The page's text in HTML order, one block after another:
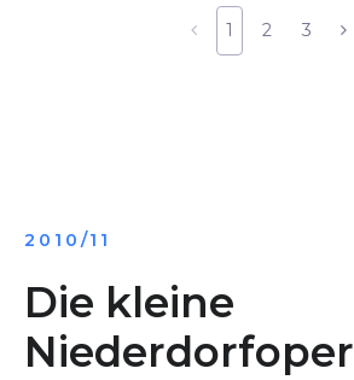
1 2 3
2010/11
Die kleine
Niederdorfoper